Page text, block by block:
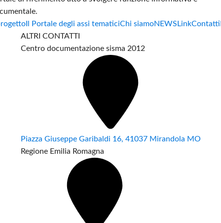
Il Portale degli assi tematiciChi siamoNEWS LinkContatti
ALTRI CONTATTI
Centro documentazione sisma 2012
Piazza Giuseppe Garibaldi 16, 41037 Mirandola MO
Regione Emilia Romagna